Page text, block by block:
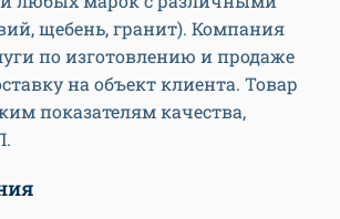
щебень, гранит). Компания
по изготовлению и продаже
на объект клиента. Товар
показателям качества,